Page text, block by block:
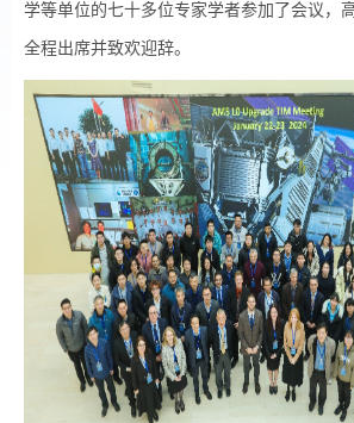
学等单位的七十多位专家学者参加了会议，
全程出席并致欢迎辞。